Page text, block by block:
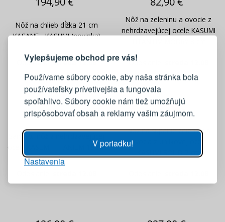
Vylepšujeme obchod pre vás!
Používame súbory cookie, aby naša stránka bola
používateľsky prívetivejšia a fungovala
spoľahlivo. Súbory cookie nám tiež umožňujú
prispôsobovať obsah a reklamy vašim záujmom.
V poriadku!
Nastavenia
Nôž na chlieb dĺžka 21 cm
KASANE - KASUMI (novinka)
Odoslanie:streda 12.08
Nôž na zeleninu a ovocie z
nehrdzavejúcej ocele KASUMI
Odoslanie:
135,90 €
Santoku nôž z nehrdzavejúcej
ocele KASUMI TITANIUM 18 cm
213,90 €
Nôž na šúpanie zeleniny a
ovocia z uhlíkovej ocele
KASUMI SOLID 7 cm
PRIHLÁSENIE REGISTRÁCIA
Prihláste sa k svojmu účtu
PRIHLÁSIŤ SA